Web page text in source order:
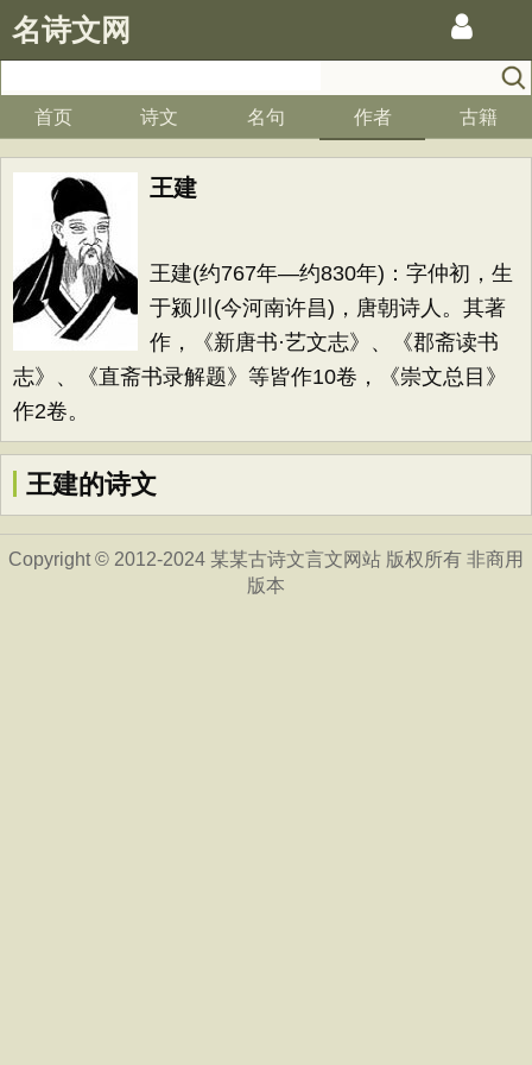
名诗文网
首页 诗文 名句 作者 古籍
王建
王建(约767年—约830年)：字仲初，生
于颍川(今河南许昌)，唐朝诗人。其著
作，《新唐书·艺文志》、《郡斋读书
志》、《直斋书录解题》等皆作10卷，《崇文总目》
作2卷。
王建的诗文
Copyright © 2012-2024 某某古诗文言文网站 版权所有 非商用
版本